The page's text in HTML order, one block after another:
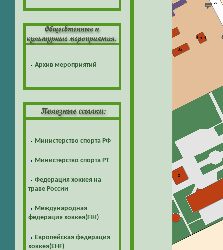
Архив мероприятий
Министерство спорта РФ
Министерство спорта РТ
Федерация хоккея на
траве России
Международная
федерация хоккея(FIH)
Европейская федерация
хоккея(EHF)